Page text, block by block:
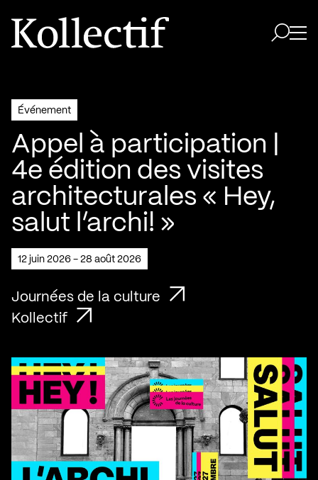
Aller à la page d'accueil
Logo Kollectif
Événement
Appel à participation |
4e édition des visites
architecturales « Hey,
salut l’archi! »
12 juin 2026 - 28 août 2026
Journées de la culture
Kollectif